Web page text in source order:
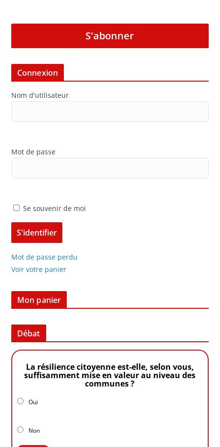
S'abonner
Connexion
Nom d'utilisateur
Mot de passe
Se souvenir de moi
Mot de passe perdu
Voir votre panier
Mon panier
Débat
La résilience citoyenne est-elle, selon vous,
suffisamment mise en valeur au niveau des
communes ?
Oui
Non